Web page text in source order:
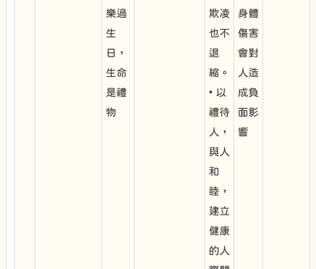
樂過
生
日，
生命
是禮
物
欺凌
也不
退
縮。
• 以
禮待
人，
與人
和
睦，
建立
健康
的人
身體
傷害
會對
人造
成負
面影
響